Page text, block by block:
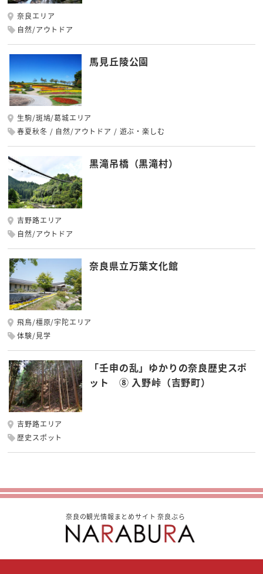
奈良エリア
自然/アウトドア
馬見丘陵公園
生駒/斑鳩/葛城エリア
春夏秋冬
自然/アウトドア 遊ぶ・楽しむ
黒滝吊橋（黒滝村）
吉野路エリア
自然/アウトドア
奈良県立万葉文化館
飛鳥/橿原/宇陀エリア
体験/見学
「壬申の乱」ゆかりの奈良歴史スポ
ット ⑧ 入野峠（吉野町）
吉野路エリア
歴史スポット
奈良の観光情報まとめサイト 奈良ぶら